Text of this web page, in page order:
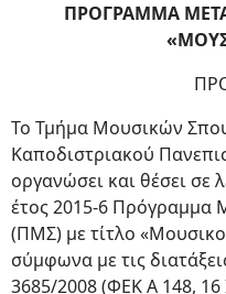
ΠΡΟΓΡΑΜΜΑ
Το Τμήμα Μουσικών
Καποδιστριακού
οργανώσει και θέσει σε
έτος 2015-6 Πρόγραμμα
(ΠΜΣ) με τίτλο
σύμφωνα με τις
3685/2008 (ΦΕΚ Α 148, 16